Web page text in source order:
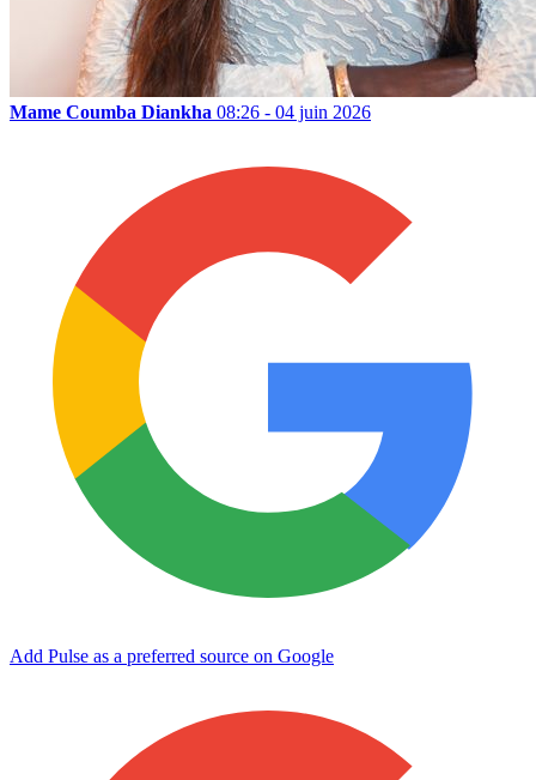
Mame Coumba Diankha 08:26 - 04 juin 2026
Add Pulse as a preferred source on Google